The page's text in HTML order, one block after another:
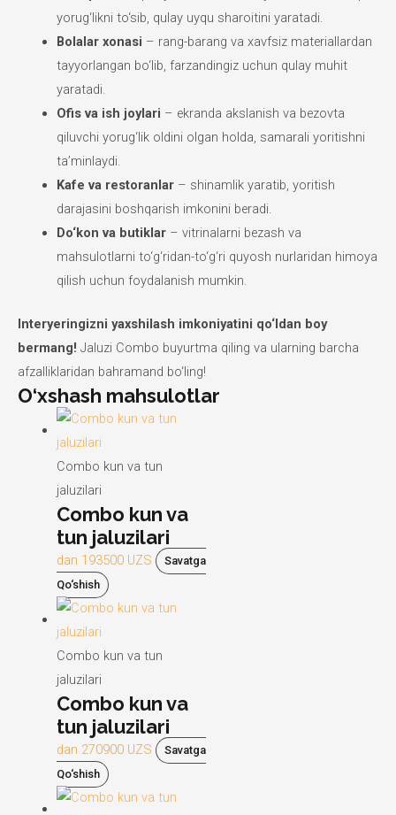
yorug‘likni to‘sib, qulay uyqu sharoitini yaratadi.
Bolalar xonasi – rang-barang va xavfsiz materiallardan
tayyorlangan bo‘lib, farzandingiz uchun qulay muhit
yaratadi.
Ofis va ish joylari – ekranda akslanish va bezovta
qiluvchi yorug‘lik oldini olgan holda, samarali yoritishni
ta’minlaydi.
Kafe va restoranlar– shinamlik yaratib, yoritish
darajasini boshqarish imkonini beradi.
Do‘kon va butiklar– vitrinalarni bezash va
mahsulotlarni to‘g‘ridan-to‘g‘ri quyosh nurlaridan himoya
qilish uchun foydalanish mumkin.
Interyeringizni yaxshilash imkoniyatini qo‘ldan boy
bermang! Jaluzi Combo buyurtma qiling va ularning barcha
afzalliklaridan bahramand bo‘ling!
O‘xshash mahsulotlar
Combo kun va tun
jaluzilari
Combo kun va
tun jaluzilari
dan 193500 UZS
Savatga
Qo‘shish
Combo kun va tun
jaluzilari
Combo kun va
tun jaluzilari
dan 270900 UZS
Savatga
Qo‘shish